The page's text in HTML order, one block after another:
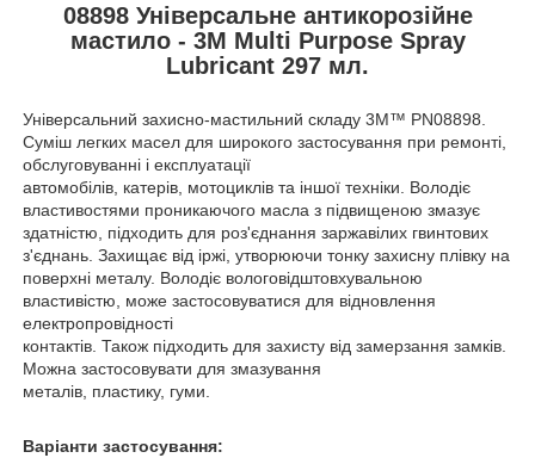
08898 Універсальне антикорозійне
мастило - 3M Multi Purpose Spray
Lubricant 297 мл.
Універсальний захисно-мастильний складу 3M™ PN08898.
Суміш легких масел для широкого застосування при ремонті,
обслуговуванні і експлуатації
автомобілів, катерів, мотоциклів та іншої техніки. Володіє
властивостями проникаючого масла з підвищеною змазує
здатністю, підходить для роз'єднання заржавілих гвинтових
з'єднань. Захищає від іржі, утворюючи тонку захисну плівку на
поверхні металу. Володіє вологовідштовхувальною
властивістю, може застосовуватися для відновлення
електропровідності
контактів. Також підходить для захисту від замерзання замків.
Можна застосовувати для змазування
металів, пластику, гуми.
Варіанти застосування: